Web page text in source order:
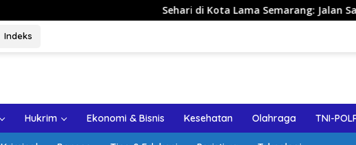
Sehari di Kota Lama Semarang: Jalan Santai, Spot
Indeks
Hukrim Ekonomi & Bisnis Kesehatan Olahraga TNI-